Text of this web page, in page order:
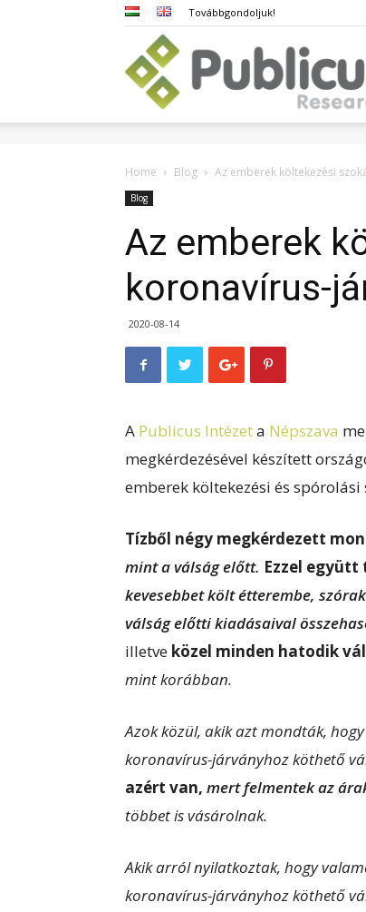
Továbbgondoljuk!
Home Blog Az emberek költekezési
Blog
Az emberek
koronavírus-
2020-08-14
A Publicus Intézeta Népszava
megkérdezésével készített
emberek költekezési és
Tízből négy megkérdezett
mint a válság előtt. Ezzel
kevesebbet költ étterembe,
válság előtti kiadásaival
illetve közel minden hatodik
mint korábban.
Azok közül, akik azt mondták,
koronavírus-járványhoz köthető
azért van, mert felmentek az
többet is vásárolnak.
Akik arról nyilatkoztak, hogy
koronavírus-járványhoz köthető